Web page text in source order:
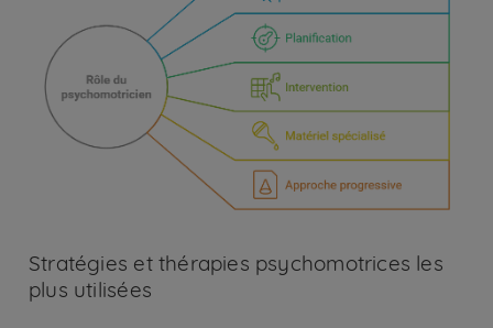
Stratégies et thérapies psychomotrices les
plus utilisées